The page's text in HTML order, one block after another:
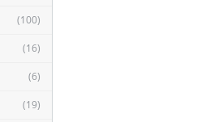
(100)
(16)
(6)
(19)